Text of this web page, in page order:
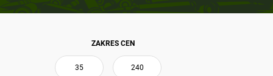
ZAKRES CEN